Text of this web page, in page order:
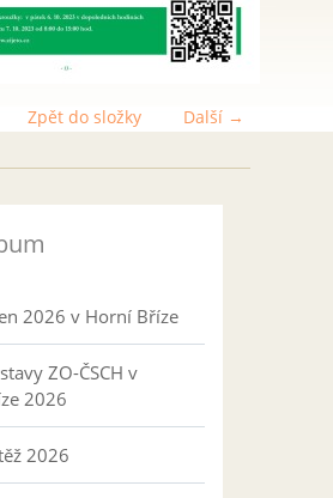
Další →
Zpět do složky
2026 v Horní Bříze
ZO-ČSCH v
2026
2026